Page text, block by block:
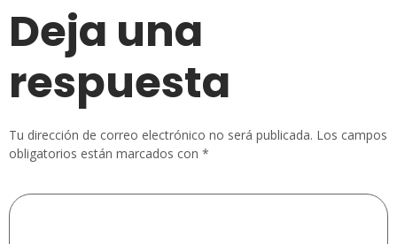
Deja una
respuesta
Tu dirección de correo electrónico no será publicada. Los campos
obligatorios están marcados con *